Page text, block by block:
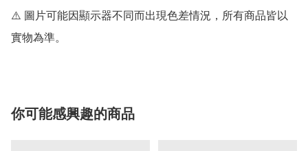
⚠️ 圖片可能因顯示器不同而出現色差情況，所有商品皆以
實物為準。
你可能感興趣的商品